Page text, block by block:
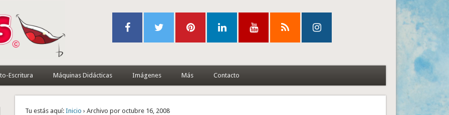
Escritura Máquinas Didácticas Imágenes Más Contacto
Tu estás aquí: Inicio › Archivo por octubre 16, 2008